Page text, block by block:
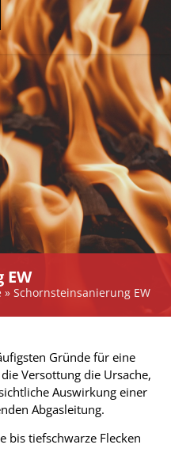
» Schornsteinsanierung EW
Gründe für eine
Versottung die Ursache,
Auswirkung einer
Abgasleitung.
bis tiefschwarze Flecken